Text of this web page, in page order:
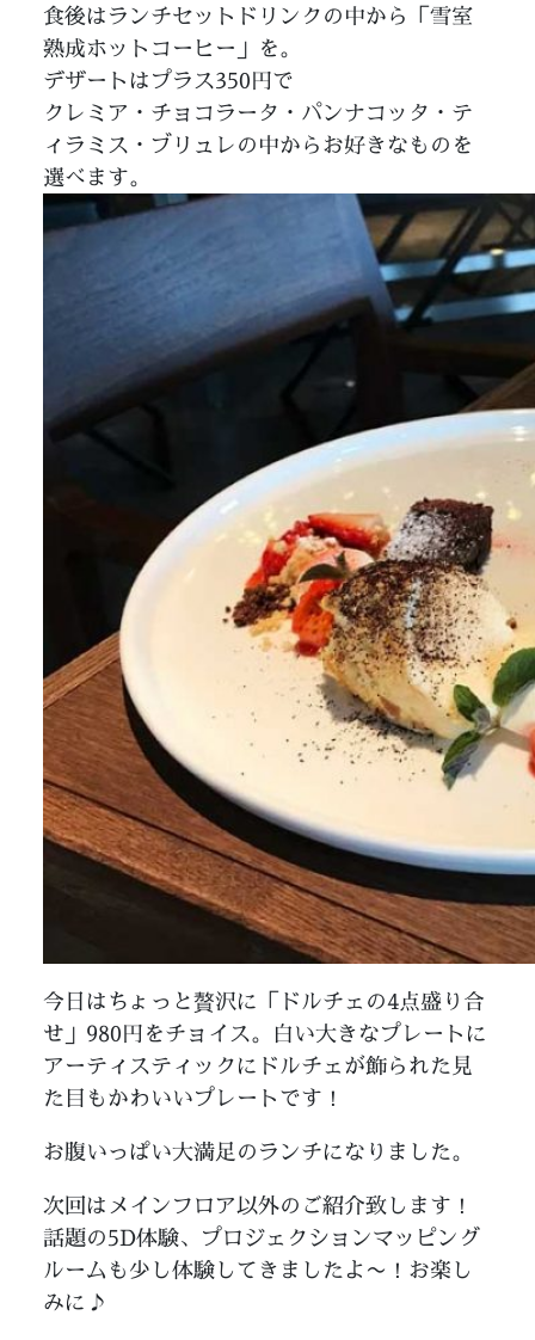
食後はランチセットドリンクの中から「雪室
熟成ホットコーヒー」を。
デザートはプラス350円で
クレミア・チョコラータ・パンナコッタ・テ
ィラミス・ブリュレの中からお好きなものを
選べます。
今日はちょっと贅沢に「ドルチェの4点盛り合
せ」980円をチョイス。白い大きなプレートに
アーティスティックにドルチェが飾られた見
た目もかわいいプレートです！
お腹いっぱい大満足のランチになりました。
次回はメインフロア以外のご紹介致します！
話題の5D体験、プロジェクションマッピング
ルームも少し体験してきましたよ〜！お楽し
みに♪